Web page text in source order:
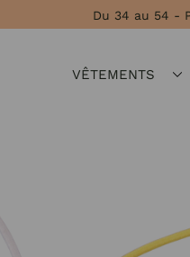
Du 34 au 54 -
VÊTEMENTS